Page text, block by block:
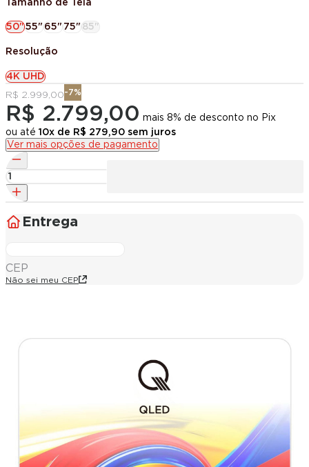
Tamanho de Tela
50"55" 65" 75" 85"
Resolução
4K UHD
R$ 2.999,00-7%
R$ 2.799,00 mais 8% de desconto no Pix
ou até 10x de R$ 279,90 sem juros
Ver mais opções de pagamento
Entrega
CEP
Não sei meu CEP